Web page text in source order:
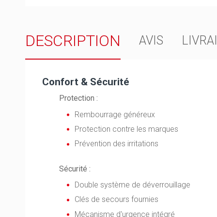
DESCRIPTION AVIS
Confort & Sécurité
Protection :
Rembourrage généreux
Protection contre les marques
Prévention des irritations
Sécurité :
Double système de déverrouillage
Clés de secours fournies
Mécanisme d'urgence intégré